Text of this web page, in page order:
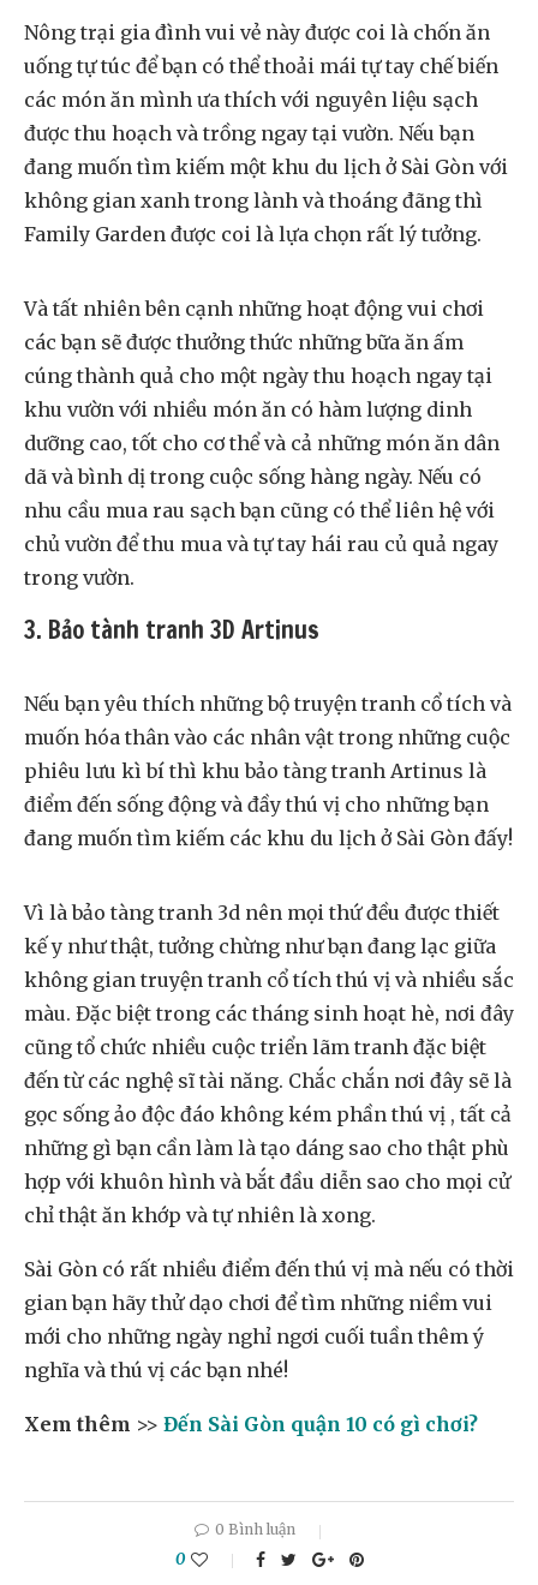
Nông trại gia đình vui vẻ này được coi là chốn ăn
uống tự túc để bạn có thể thoải mái tự tay chế biến
các món ăn mình ưa thích với nguyên liệu sạch
được thu hoạch và trồng ngay tại vườn. Nếu bạn
đang muốn tìm kiếm một khu du lịch ở Sài Gòn với
không gian xanh trong lành và thoáng đãng thì
Family Garden được coi là lựa chọn rất lý tưởng.
Và tất nhiên bên cạnh những hoạt động vui chơi
các bạn sẽ được thưởng thức những bữa ăn ấm
cúng thành quả cho một ngày thu hoạch ngay tại
khu vườn với nhiều món ăn có hàm lượng dinh
dưỡng cao, tốt cho cơ thể và cả những món ăn dân
dã và bình dị trong cuộc sống hàng ngày. Nếu có
nhu cầu mua rau sạch bạn cũng có thể liên hệ với
chủ vườn để thu mua và tự tay hái rau củ quả ngay
trong vườn.
3. Bảo tành tranh 3D Artinus
Nếu bạn yêu thích những bộ truyện tranh cổ tích và
muốn hóa thân vào các nhân vật trong những cuộc
phiêu lưu kì bí thì khu bảo tàng tranh Artinus là
điểm đến sống động và đầy thú vị cho những bạn
đang muốn tìm kiếm các khu du lịch ở Sài Gòn đấy!
Vì là bảo tàng tranh 3d nên mọi thứ đều được thiết
kế y như thật, tưởng chừng như bạn đang lạc giữa
không gian truyện tranh cổ tích thú vị và nhiều sắc
màu. Đặc biệt trong các tháng sinh hoạt hè, nơi đây
cũng tổ chức nhiều cuộc triển lãm tranh đặc biệt
đến từ các nghệ sĩ tài năng. Chắc chắn nơi đây sẽ là
gọc sống ảo độc đáo không kém phần thú vị , tất cả
những gì bạn cần làm là tạo dáng sao cho thật phù
hợp với khuôn hình và bắt đầu diễn sao cho mọi cử
chỉ thật ăn khớp và tự nhiên là xong.
Sài Gòn có rất nhiều điểm đến thú vị mà nếu có thời
gian bạn hãy thử dạo chơi để tìm những niềm vui
mới cho những ngày nghỉ ngơi cuối tuần thêm ý
nghĩa và thú vị các bạn nhé!
Xem thêm >> Đến Sài Gòn quận 10 có gì chơi?
0 Bình luận
0